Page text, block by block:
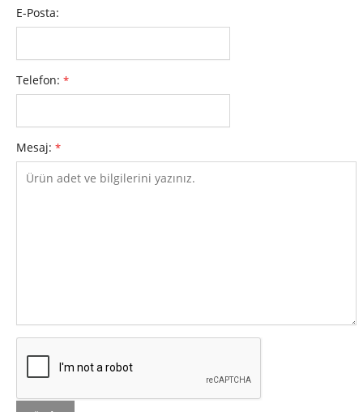
E-Posta:
Telefon: *
Mesaj: *